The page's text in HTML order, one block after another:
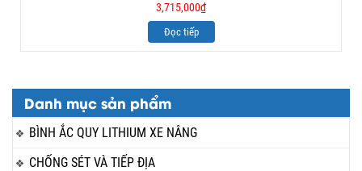
Danh mục sản phẩm
BÌNH ẮC QUY LITHIUM XE NÂNG
CHỐNG SÉT VÀ TIẾP ĐỊA
3,715,000₫
Đọc tiếp